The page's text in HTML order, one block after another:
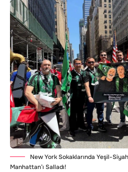
New York Sokaklarında Yeşil-
Manhattan’ı Salladı!